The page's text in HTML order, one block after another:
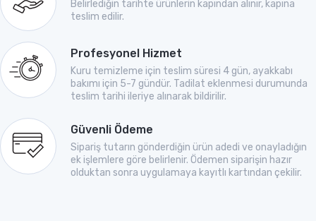
Belirlediğin tarihte ürünlerin kapından alınır, kapına
teslim edilir.
Profesyonel Hizmet
Kuru temizleme için teslim süresi 4 gün, ayakkabı
bakımı için 5-7 gündür. Tadilat eklenmesi durumunda
teslim tarihi ileriye alınarak bildirilir.
Güvenli Ödeme
Sipariş tutarın gönderdiğin ürün adedi ve onayladığın
ek işlemlere göre belirlenir. Ödemen siparişin hazır
olduktan sonra uygulamaya kayıtlı kartından çekilir.